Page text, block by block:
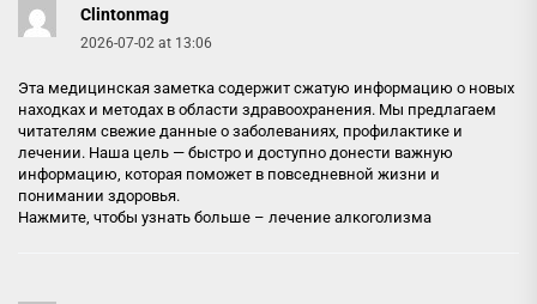
Clintonmag
2026-07-02 at 13:06
Эта медицинская заметка содержит сжатую информацию о новых
находках и методах в области здравоохранения. Мы предлагаем
читателям свежие данные о заболеваниях, профилактике и
лечении. Наша цель — быстро и доступно донести важную
информацию, которая поможет в повседневной жизни и
понимании здоровья.
Нажмите, чтобы узнать больше – лечение алкоголизма